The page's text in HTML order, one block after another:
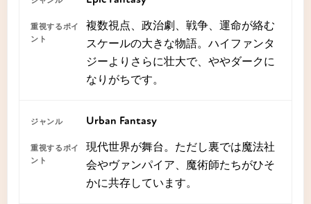
複数視点、政治劇、戦争、運命が絡む
スケールの大きな物語。ハイファンタ
ジーよりさらに壮大で、ややダークに
なりがちです。
Urban Fantasy
現代世界が舞台。ただし裏では魔法社
会やヴァンパイア、魔術師たちがひそ
かに共存しています。